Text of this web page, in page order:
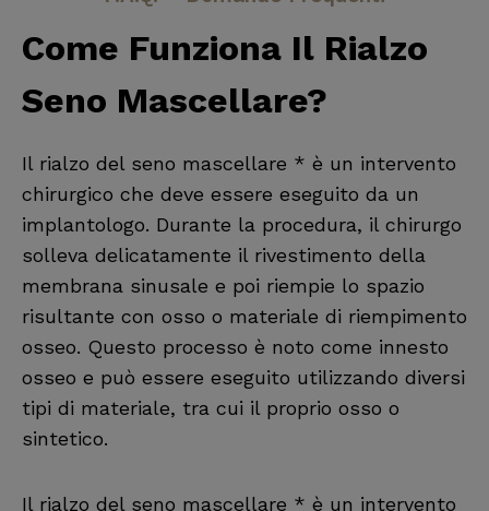
Come Funziona Il Rialzo
Seno Mascellare?
Il rialzo del seno mascellare * è un intervento
chirurgico che deve essere eseguito da un
implantologo. Durante la procedura, il chirurgo
solleva delicatamente il rivestimento della
membrana sinusale e poi riempie lo spazio
risultante con osso o materiale di riempimento
osseo. Questo processo è noto come innesto
osseo e può essere eseguito utilizzando diversi
tipi di materiale, tra cui il proprio osso o
sintetico.
Il rialzo del seno mascellare * è un intervento